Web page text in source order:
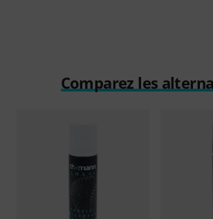
Comparez les